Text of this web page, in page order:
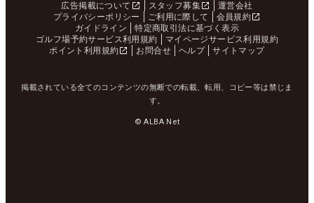
広告掲載について スタッフ募集
運営会社
プライバシーポリシー
ご利用に際して
会員規約
ガイドライン
特定商取引法に基づく表示
ゴルフ場予約サービス利用規約
マイページサービス利用規約
ポイント利用規約
お問合せ ヘルプ サイトマップ
掲載されている全てのコンテンツの無断での転載、転用、コピー等は禁じま
す。
© ALBA Net